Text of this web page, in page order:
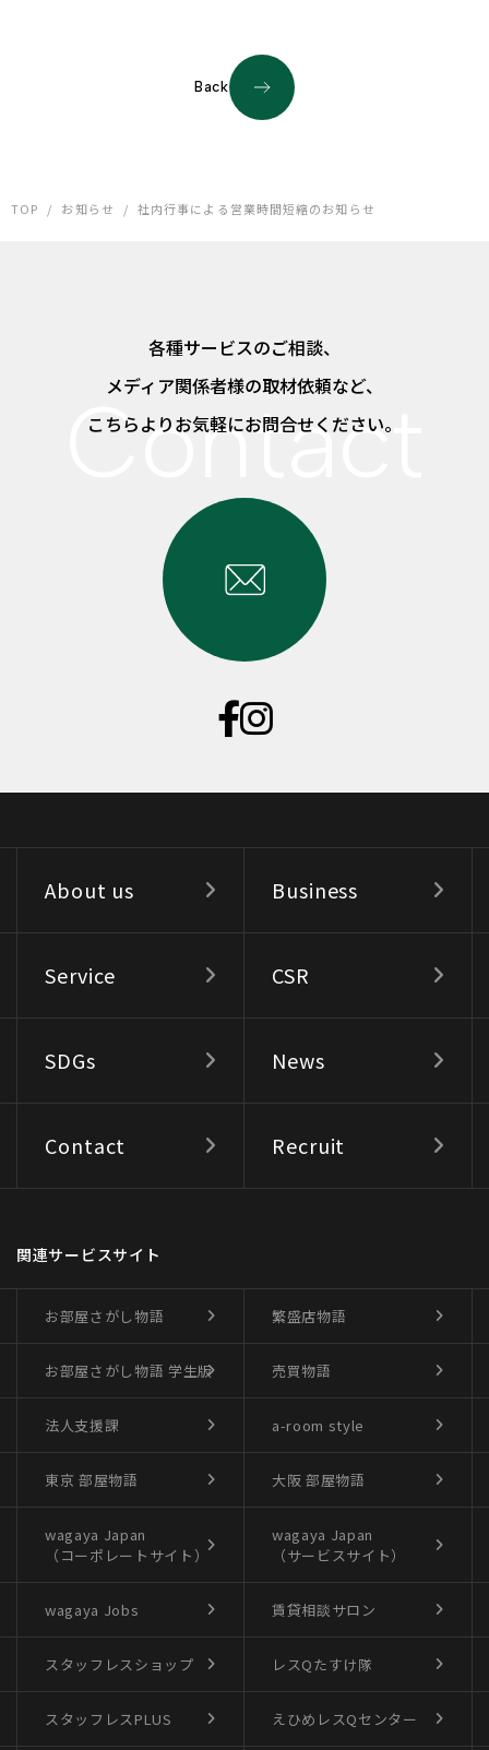
Back
TOP / お知らせ / 社内行事による営業時間短縮のお知らせ
各種サービスのご相談、
メディア関係者様の取材依頼など、
こちらよりお気軽にお問合せください。
About us Business
Service CSR
SDGs News
Contact Recruit
関連サービスサイト
お部屋さがし物語 繁盛店物語
お部屋さがし物語 学生版 売買物語
法人支援課 a-room style
東京 部屋物語 大阪 部屋物語
wagaya Japan
（コーポレートサイト）
wagaya Japan
（サービスサイト）
wagaya Jobs 賃貸相談サロン
スタッフレスショップ レスQたすけ隊
スタッフレスPLUS えひめレスQセンター